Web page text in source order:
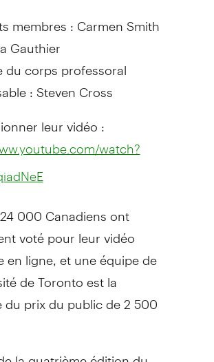
membres : Carmen Smith
Gauthier
du corps professoral
: Steven Cross
leur vidéo :
watch?
000 Canadiens ont
voté pour leur vidéo
en ligne, et une équipe de
de Toronto est la
du prix du public de 2 500
la quatrième édition du